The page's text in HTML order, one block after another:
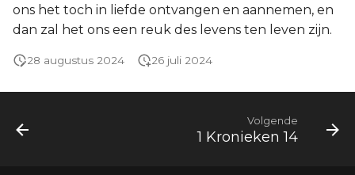
ons het toch in liefde ontvangen en aannemen, en
dan zal het ons een reuk des levens ten leven zijn.
28 augustus 2024 26 juli 2024
Volgende
1 Kronieken 14